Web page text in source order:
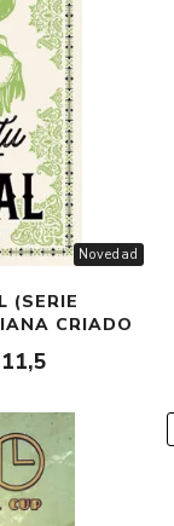
Novedad
(SERIE
CRIADO